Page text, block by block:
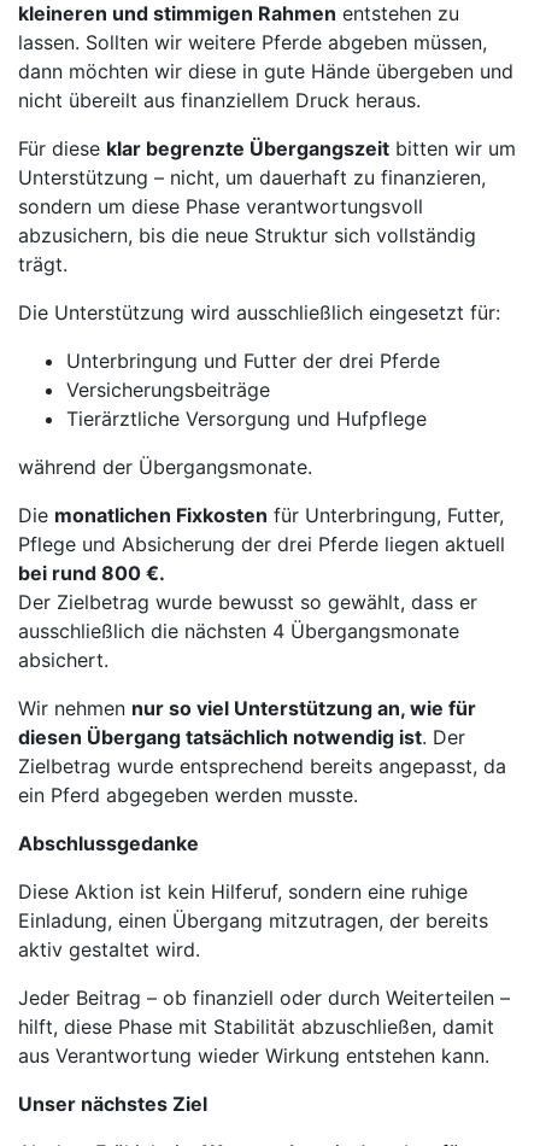
kleineren und stimmigen Rahmen entstehen zu
lassen. Sollten wir weitere Pferde abgeben müssen,
dann möchten wir diese in gute Hände übergeben und
nicht übereilt aus finanziellem Druck heraus.
Für diese klar begrenzte Übergangszeit bitten wir um
Unterstützung – nicht, um dauerhaft zu finanzieren,
sondern um diese Phase verantwortungsvoll
abzusichern, bis die neue Struktur sich vollständig
trägt.
Die Unterstützung wird ausschließlich eingesetzt für:
Unterbringung und Futter der drei Pferde
Versicherungsbeiträge
Tierärztliche Versorgung und Hufpflege
während der Übergangsmonate.
Die monatlichen Fixkosten für Unterbringung, Futter,
Pflege und Absicherung der drei Pferde liegen aktuell
bei rund 800 €.
Der Zielbetrag wurde bewusst so gewählt, dass er
ausschließlich die nächsten 4 Übergangsmonate
absichert.
Wir nehmen nur so viel Unterstützung an, wie für
diesen Übergang tatsächlich notwendig ist. Der
Zielbetrag wurde entsprechend bereits angepasst, da
ein Pferd abgegeben werden musste.
Abschlussgedanke
Diese Aktion ist kein Hilferuf, sondern eine ruhige
Einladung, einen Übergang mitzutragen, der bereits
aktiv gestaltet wird.
Jeder Beitrag – ob finanziell oder durch Weiterteilen –
hilft, diese Phase mit Stabilität abzuschließen, damit
aus Verantwortung wieder Wirkung entstehen kann.
Unser nächstes Ziel